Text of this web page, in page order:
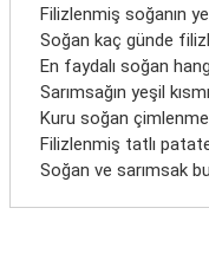
Filizlenmiş soğanın
Soğan kaç günde
En faydalı soğan
Sarımsağın yeşil
Kuru soğan
Filizlenmiş tatlı
Soğan ve sarımsak